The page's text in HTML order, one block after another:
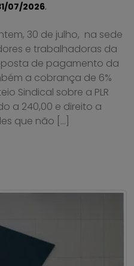
07/2026.
30 de julho, na sede
e trabalhadoras da
de pagamento da
a cobrança de 6%
Sindical sobre a PLR
a 240,00 e direito a
que não […]